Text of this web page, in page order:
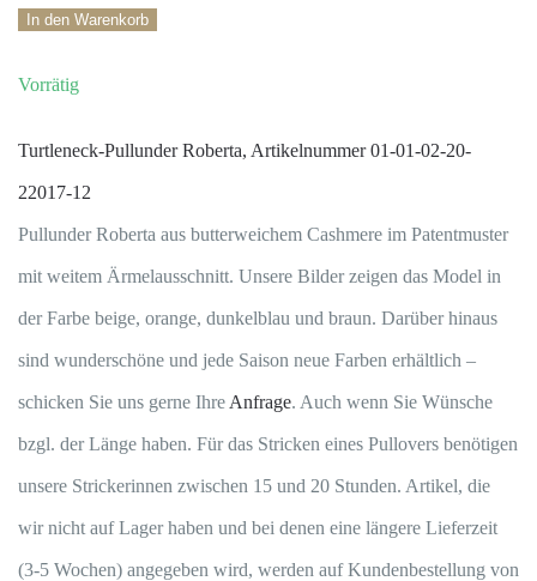
Pullunder
Rippenstruktur
In den Warenkorb
Turtleneck-Pullunder Roberta, Artikelnummer 01-01-02-20-
22017-12
Pullunder Roberta aus butterweichem Cashmere im Patentmuster
mit weitem Ärmelausschnitt. Unsere Bilder zeigen das Model in
der Farbe beige, orange, dunkelblau und braun. Darüber hinaus
sind wunderschöne und jede Saison neue Farben erhältlich –
schicken Sie uns gerne Ihre Anfrage. Auch wenn Sie Wünsche
bzgl. der Länge haben. Für das Stricken eines Pullovers benötigen
unsere Strickerinnen zwischen 15 und 20 Stunden. Artikel, die
wir nicht auf Lager haben und bei denen eine längere Lieferzeit
(3-5 Wochen) angegeben wird, werden auf Kundenbestellung von